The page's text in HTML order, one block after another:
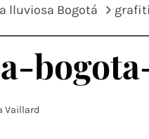
lluviosa Bogotá
Vaillard